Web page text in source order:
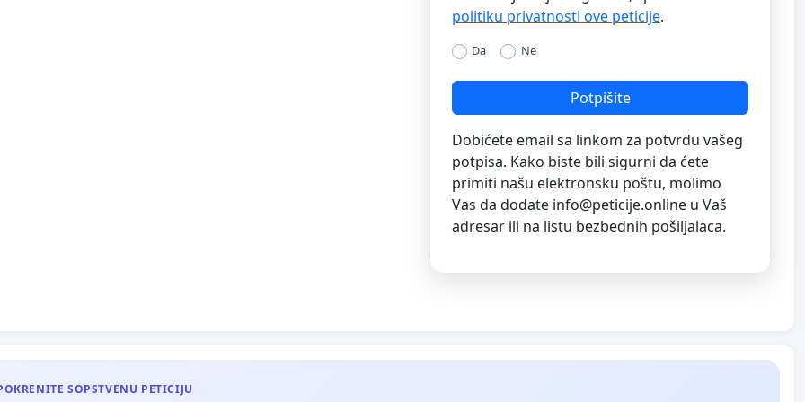
politiku privatnosti ove peticije.
Da Ne
Potpišite
Dobićete email sa linkom za potvrdu vašeg
potpisa. Kako biste bili sigurni da ćete
primiti našu elektronsku poštu, molimo
Vas da dodate info@peticije.online u Vaš
adresar ili na listu bezbednih pošiljalaca.
SOPSTVENU PETICIJU